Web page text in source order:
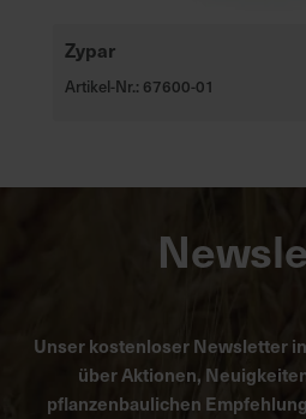
Zypar
Artikel-Nr.: 67600-01
Unser kostenloser Newsletter
über Aktionen,
pflanzenbaulichen